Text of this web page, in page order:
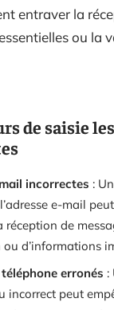
entraver la
ou la
de saisie
incorrectes :
e-mail
réception de
d’informations
erronés :
incorrect peut